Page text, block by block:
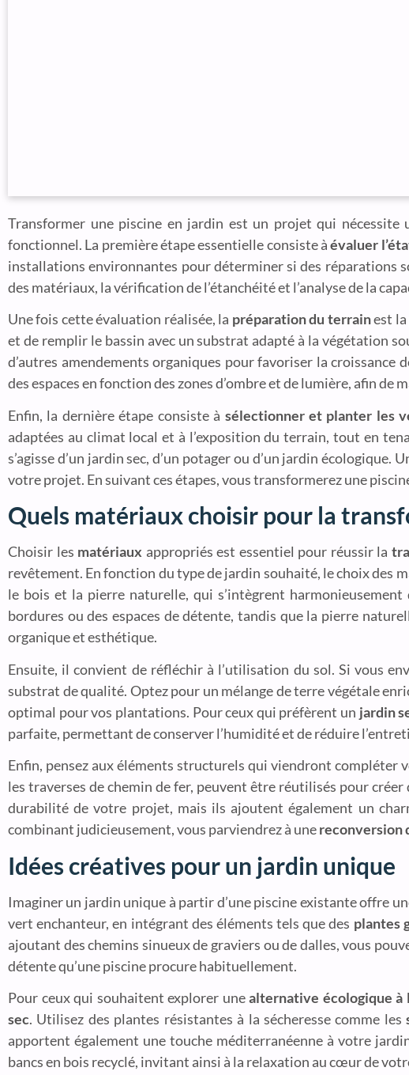
Transformer une piscine en jardin est un projet qui
fonctionnel. La première étape essentielle consiste àévaluer
installations environnantes pour déterminer si des réparations
des matériaux, la vérification de l’étanchéité et l’analyse de la
Une fois cette évaluation réalisée, la préparation du terrainest la
et de remplir le bassin avec un substrat adapté à la végétation
d’autres amendements organiques pour favoriser la croissance
des espaces en fonction des zones d’ombre et de lumière, afin de
Enfin, la dernière étape consiste à sélectionner et planter les
adaptées au climat local et à l’exposition du terrain, tout en
s’agisse d’un jardin sec, d’un potager ou d’un jardin
votre projet. En suivant ces étapes, vous transformerez une
Quels matériaux choisir pour la
Choisir les matériaux appropriés est essentiel pour réussir la
revêtement. En fonction du type de jardin souhaité, le choix des
le bois et la pierre naturelle, qui s’intègrent
bordures ou des espaces de détente, tandis que la pierre
organique et esthétique.
Ensuite, il convient de réfléchir à l’utilisation du sol. Si vous
substrat de qualité. Optez pour un mélange de terre végétale
optimal pour vos plantations. Pour ceux qui préfèrent un jardin
parfaite, permettant de conserver l’humidité et de réduire
Enfin, pensez aux éléments structurels qui viendront compléter
les traverses de chemin de fer, peuvent être réutilisés pour
durabilité de votre projet, mais ils ajoutent également un
combinant judicieusement, vous parviendrez à unereconversion
Idées créatives pour un jardin unique
Imaginer un jardin unique à partir d’une piscine existante offre
vert enchanteur, en intégrant des éléments tels que des plantes
ajoutant des chemins sinueux de graviers ou de dalles, vous
détente qu’une piscine procure habituellement.
Pour ceux qui souhaitent explorer unealternative écologique
sec. Utilisez des plantes résistantes à la sécheresse comme les
apportent également une touche méditerranéenne à votre
bancs en bois recyclé, invitant ainsi à la relaxation au cœur de